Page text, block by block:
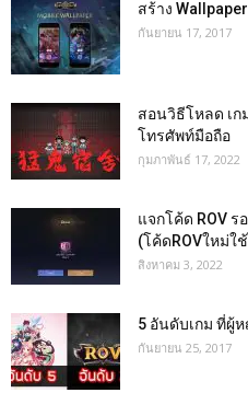
สร้าง
กันยายน 17, 2017
สอนวิธีโหลด เก
โทรศัพท์มือถือ
กุมภาพันธ์ 17, 2022
แจกโค้ด ROV
(โค้ดROVใหม่ใ
สิงหาคม 3, 2022
5 อันดับเกม ที่ผู้
กันยายน 25, 2017